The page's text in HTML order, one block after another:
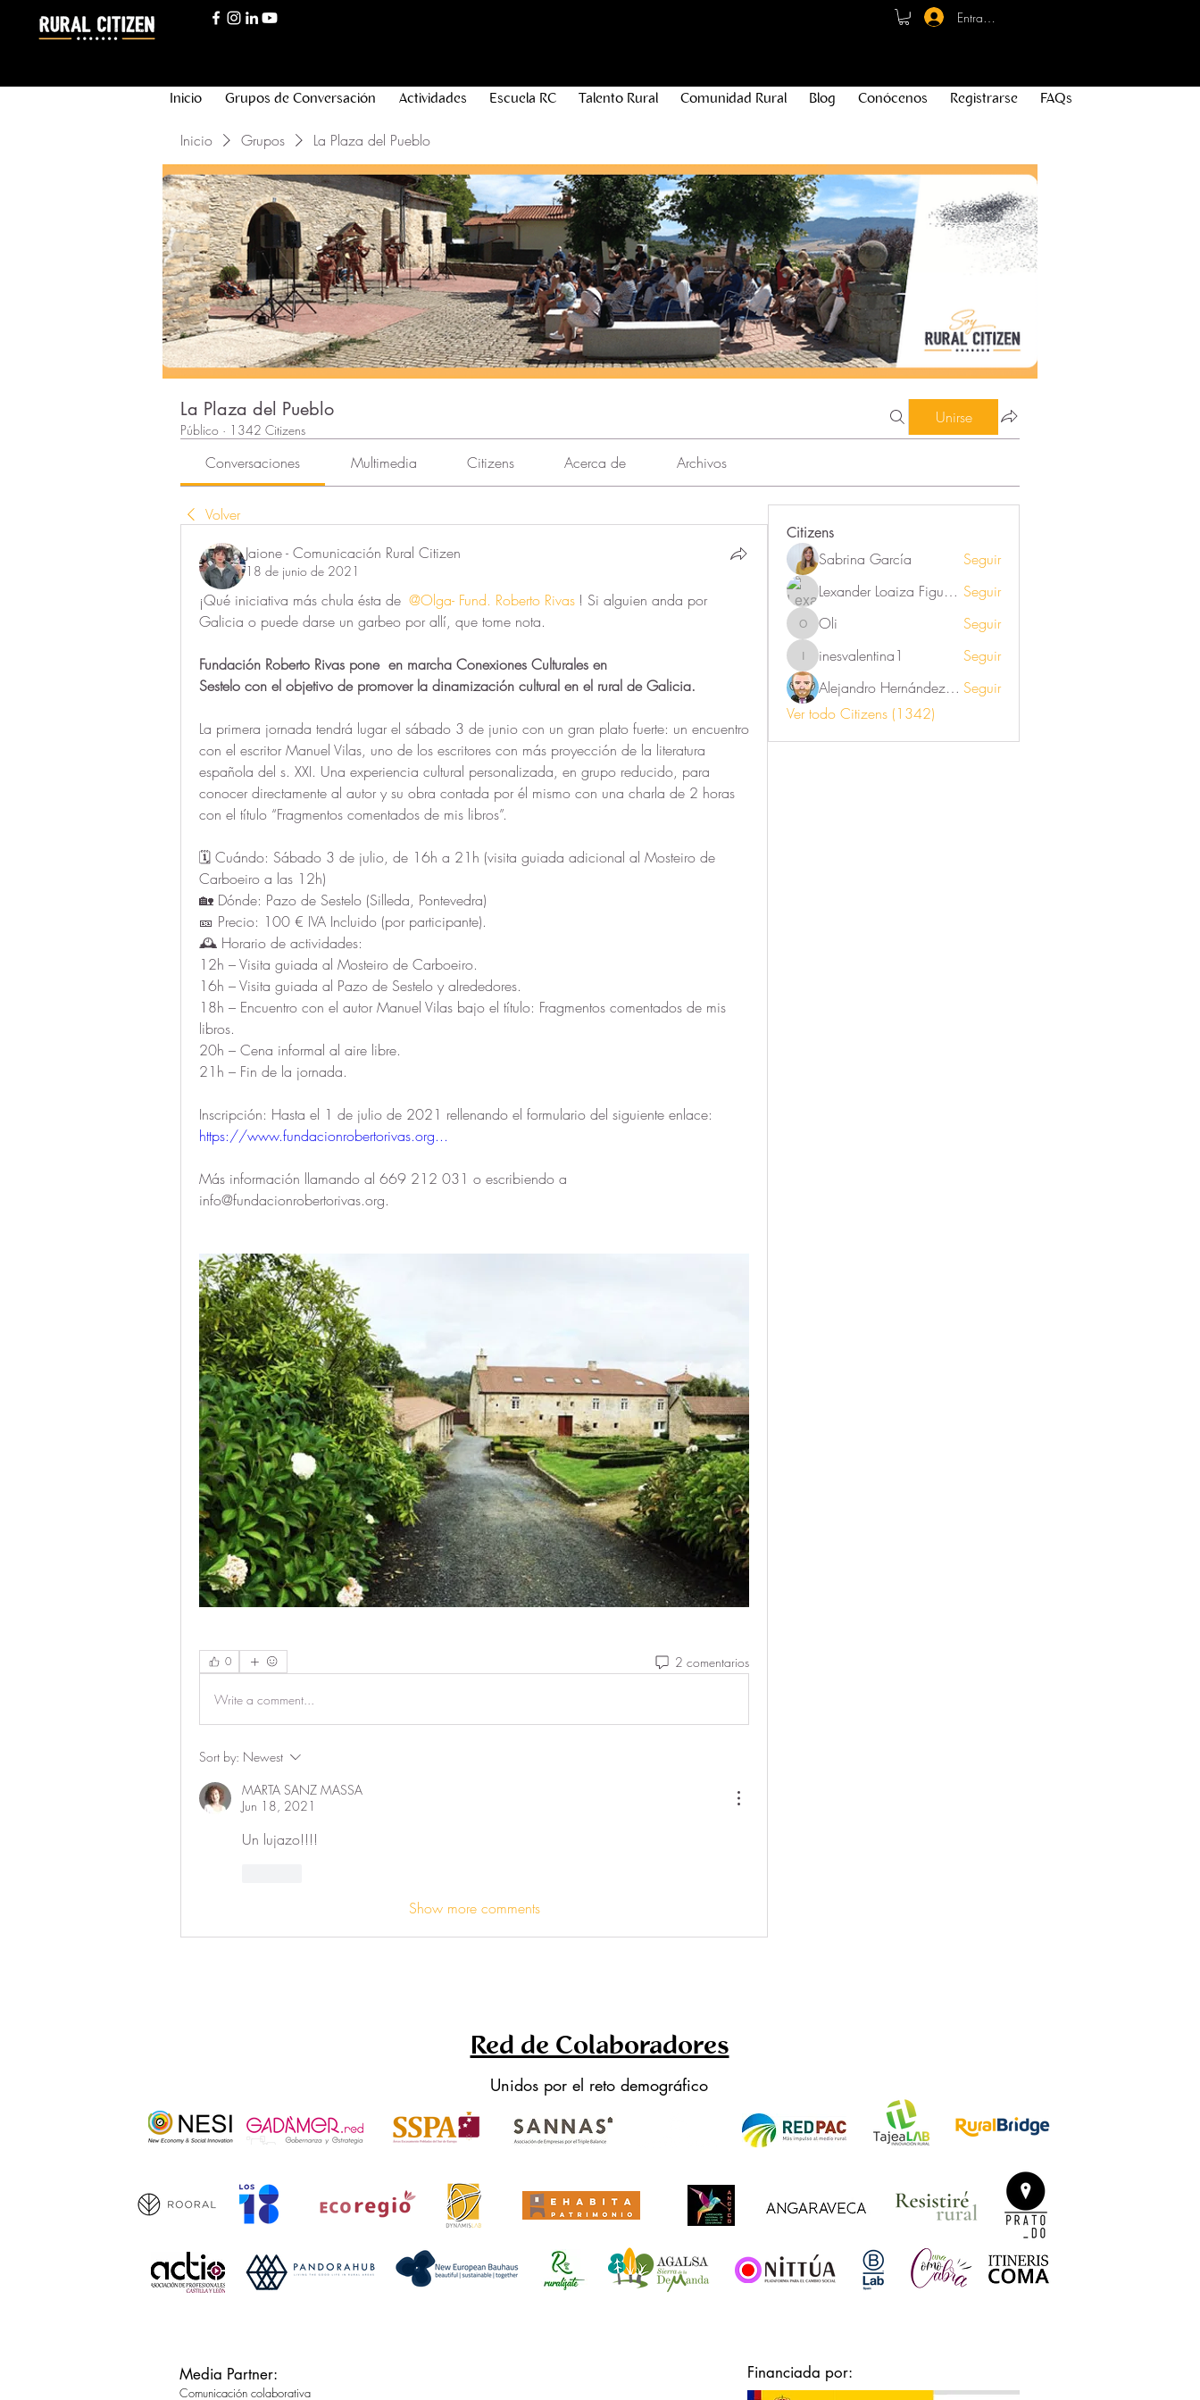
Entrar - Registro
Inicio Grupos de Conversación Actividades Escuela RC Talento Rural Comunidad Rural Blog Conócenos Registrarse FAQs
Inicio Grupos La Plaza del Pueblo
La Plaza del Pueblo
Público · 1342 Citizens
Unirse
Conversaciones Multimedia Citizens Acerca de Archivos
Volver
Jaione - Comunicación Rural Citizen
18 de junio de 2021
¡Qué iniciativa más chula ésta de @Olga- Fund. Roberto Rivas ! Si alguien anda por
Galicia o puede darse un garbeo por allí, que tome nota.
Fundación Roberto Rivas pone  en marcha Conexiones Culturales en
Sestelo con el objetivo de promover la dinamización cultural en el rural de Galicia.
La primera jornada tendrá lugar el sábado 3 de junio con un gran plato fuerte: un encuentro
con el escritor Manuel Vilas, uno de los escritores con más proyección de la literatura
española del s. XXI. Una experiencia cultural personalizada, en grupo reducido, para
conocer directamente al autor y su obra contada por él mismo con una charla de 2 horas
con el título “Fragmentos comentados de mis libros”.
🗓 Cuándo: Sábado 3 de julio, de 16h a 21h (visita guiada adicional al Mosteiro de
Carboeiro a las 12h)
🏡 Dónde: Pazo de Sestelo (Silleda, Pontevedra)
🎫 Precio: 100 € IVA Incluido (por participante).
🕰 Horario de actividades:
12h – Visita guiada al Mosteiro de Carboeiro.
16h – Visita guiada al Pazo de Sestelo y alrededores.
18h – Encuentro con el autor Manuel Vilas bajo el título: Fragmentos comentados de mis
libros.
20h – Cena informal al aire libre.
21h – Fin de la jornada.
https://www.fundacionrobertorivas.org...
Más información llamando al 669 212 031 o escribiendo a
info@fundacionrobertorivas.org.
0 2 comentarios
Write a comment...
Sort by: Newest
MARTA SANZ MASSA
Jun 18, 2021
Un lujazo!!!!
Show more comments
Citizens
Sabrina García
Seguir
Lexander Loaiza Figueroa Seguir
Oli Oli Seguir
inesvalentina1
inesvalentina1
Seguir
Alejandro Hernández Renner Seguir
Ver todo Citizens (1342)
Red de Colaboradores
Unidos por el reto demográfico
Media Partner:
Comunicación colaborativa
Financiada por: